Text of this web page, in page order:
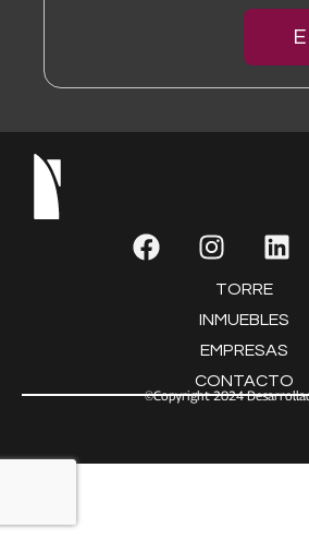
TORRE
INMUEBLES
EMPRESAS
CONTACTO
©Copyright 2024